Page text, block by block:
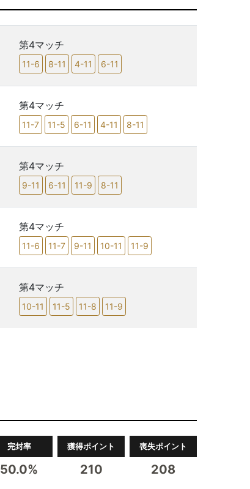
第4マッチ
11-6 8-11 4-11 6-11
第4マッチ
11-7 11-5 6-11 4-11 8-11
第4マッチ
9-11 6-11 11-9 8-11
第4マッチ
11-6 11-7 9-11 10-11 11-9
第4マッチ
10-11 11-5 11-8 11-9
完封率
50.0%
獲得ポイント
210
喪失ポイント
208